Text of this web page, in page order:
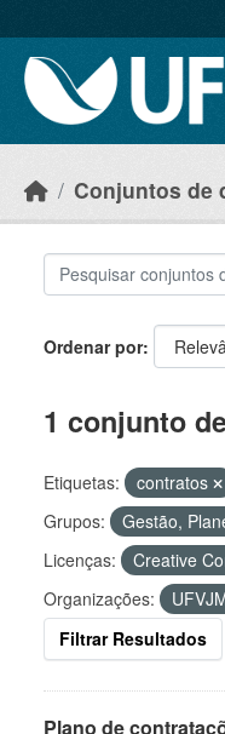
Conjuntos de
Ordenar por
1 conjunto
Etiquetas: contratos
Grupos:
Gestão,
Licenças:
Creative
Organizações:
Filtrar Resultados
Plano de